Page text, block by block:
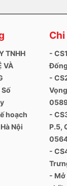
TNHH
VÀ
hoạch
Nội
-
-
-
P.5,
-
-